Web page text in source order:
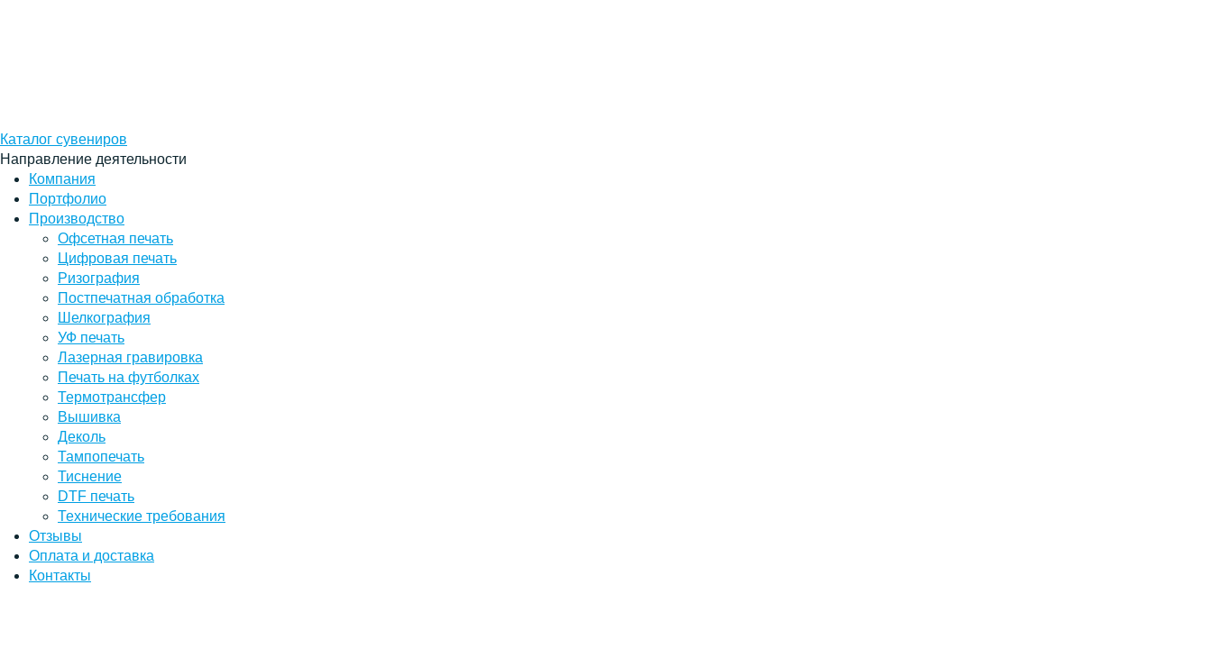
Каталог сувениров
Направление деятельности
Компания
Портфолио
Производство
Офсетная печать
Цифровая печать
Ризография
Постпечатная обработка
Шелкография
УФ печать
Лазерная гравировка
Печать на футболках
Термотрансфер
Вышивка
Деколь
Тампопечать
Тиснение
DTF печать
Технические требования
Отзывы
Оплата и доставка
Контакты